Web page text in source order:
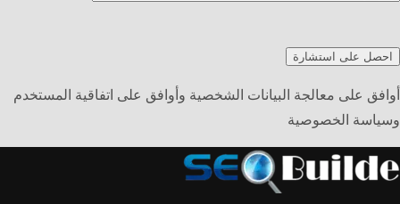
أوافق على معالجة البيانات الشخصية وأوافق على اتفاقية المستخدم
وسياسة الخصوصية